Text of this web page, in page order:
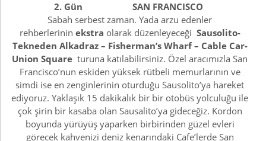
2. Gün SAN FRANCISCO
Sabah serbest zaman. Yada arzu edenler
rehberlerinin ekstra olarak düzenleyeceği Sausolito-
Tekneden Alkadraz – Fisherman’s Wharf – Cable Car-
Union Square turuna katılabilirsiniz. Özel aracımızla San
Francisco’nun eskiden yüksek rütbeli memurlarının ve
simdi ise en zenginlerinin oturduğu Sausolito’ya hareket
ediyoruz. Yaklaşık 15 dakikalık bir bir otobüs yolculuğu ile
çok şirin bir kasaba olan Sausalito’ya gideceğiz. Kordon
boyunda yürüyüş yaparken birbirinden güzel evleri
görecek kahvenizi deniz kenarındaki Cafe’lerde San